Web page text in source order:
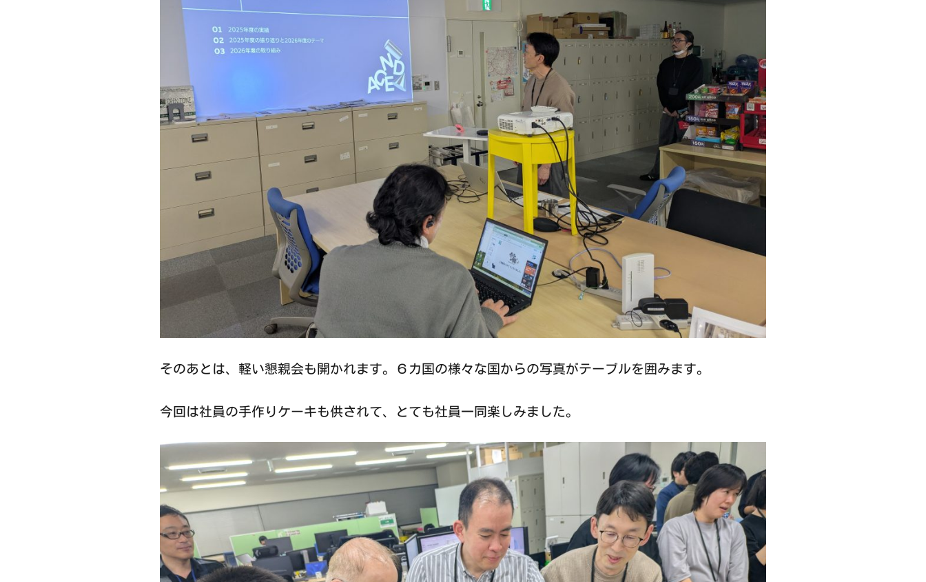
そのあとは、軽い懇親会も開かれます。６カ国の様々な国からの写真がテーブルを囲みます。
今回は社員の手作りケーキも供されて、とても社員一同楽しみました。